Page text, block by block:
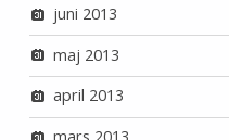
juni 2013
maj 2013
april 2013